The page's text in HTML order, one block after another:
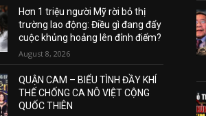
Hơn 1 triệu người Mỹ rời bỏ thị
trường lao động: Điều gì đang đẩy
cuộc khủng hoảng lên đỉnh điểm?
August 8, 2026
QUẬN CAM – BIỂU TÌNH ĐẦY KHÍ
THẾ CHỐNG CA NÔ VIỆT CỘNG
QUỐC THIÊN